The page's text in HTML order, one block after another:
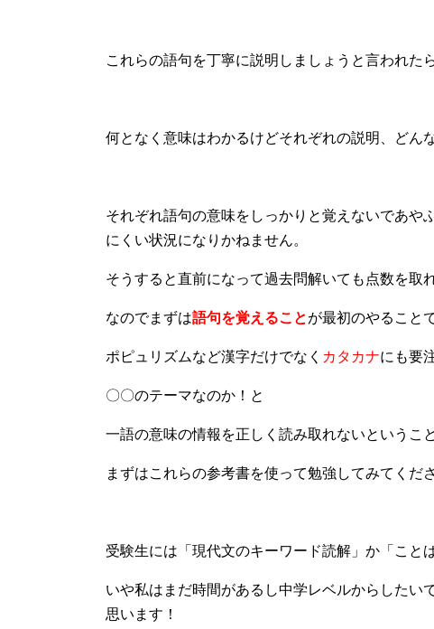
これらの語句を丁寧に説明しましょうと言われた
何となく意味はわかるけどそれぞれの説明、どん
それぞれ語句の意味をしっかりと覚えないであや
にくい状況になりかねません。
そうすると直前になって過去問解いても点数を取
なのでまずは語句を覚えることが最初のやること
ポピュリズムなど漢字だけでなく カタカナにも要
〇〇のテーマなのか！と
一語の意味の情報を正しく読み取れないというこ
まずはこれらの参考書を使って勉強してみてくだ
受験生には「現代文のキーワード読解」か「こと
いや私はまだ時間があるし中学レベルからしたい
思います！